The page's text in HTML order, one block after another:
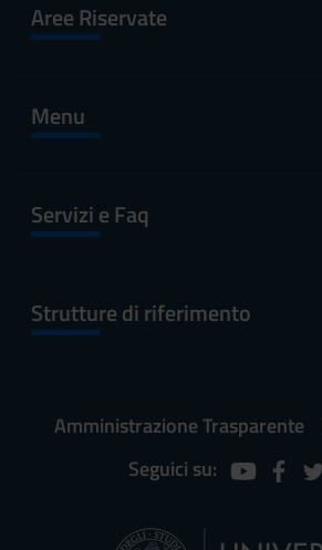
Aree Riservate
Menu
Servizi e Faq
Strutture di riferimento
Amministrazione Trasparente
Seguici su: